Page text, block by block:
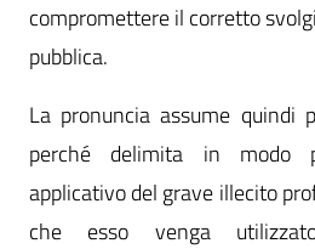
compromettere il corretto
pubblica.
La pronuncia assume quindi
perché delimita in modo
applicativo del grave illecito
che esso venga